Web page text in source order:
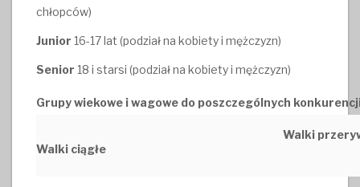
chłopców)
Junior 16-17 lat (podział na kobiety i mężczyzn)
Senior 18 i starsi (podział na kobiety i mężczyzn)
Grupy wiekowe i wagowe do poszczególnych
Walki ciągłe
Walki